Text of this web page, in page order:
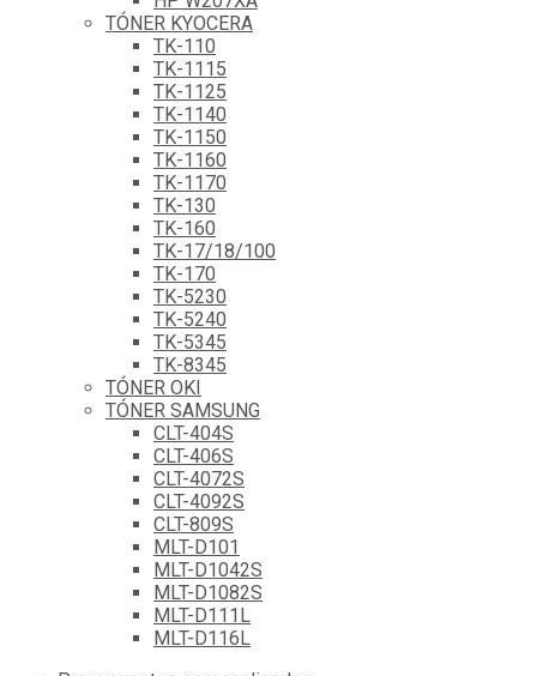
TÓNER KYOCERA
TK-110
TK-1115
TK-1125
TK-1140
TK-1150
TK-1160
TK-1170
TK-130
TK-160
TK-17/18/100
TK-170
TK-5230
TK-5240
TK-5345
TK-8345
TÓNER OKI
TÓNER SAMSUNG
CLT-404S
CLT-406S
CLT-4072S
CLT-4092S
CLT-809S
MLT-D101
MLT-D1042S
MLT-D1082S
MLT-D111L
MLT-D116L